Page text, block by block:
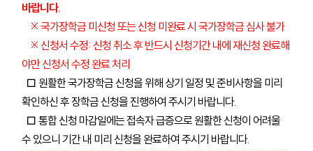
바랍니다.
※ 국가장학금 미신청 또는 신청 미완료 시 국가장학금 심사 불가
※ 신청서 수정: 신청 취소 후 반드시 신청기간 내에 재신청 완료해
야만 신청서 수정 완료 처리
□ 원활한 국가장학금 신청을 위해 상기 일정 및 준비사항을 미리
확인하신 후 장학금 신청을 진행하여 주시기 바랍니다.
□통합 신청 마감일에는 접속자 급증으로 원활한 신청이 어려울
수 있으니 기간 내 미리 신청을 완료하여 주시기 바랍니다.